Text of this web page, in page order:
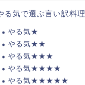
る気で選ぶ言い訳料理
やる気★
やる気★★
やる気★★★
やる気★★★★
やる気★★★★★